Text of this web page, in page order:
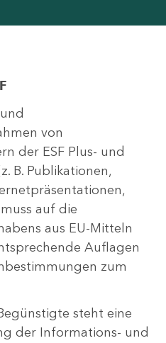
von
der ESF Plus- und
B. Publikationen,
auf die
aus EU-Mitteln
Auflagen
zum
steht eine
der Informations- und